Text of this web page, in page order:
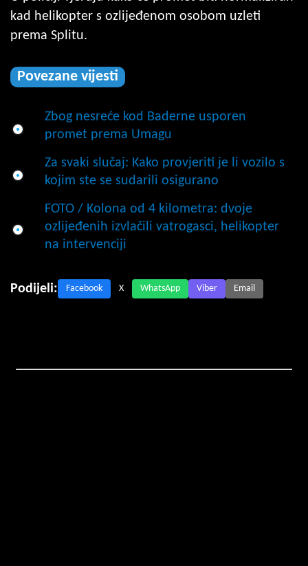
kad helikopter s ozlijeđenom osobom uzleti
prema Splitu.
Povezane vijesti
Zbog nesreće kod Baderne usporen
promet prema Umagu
Za svaki slučaj: Kako provjeriti je li vozilo s
kojim ste se sudarili osigurano
FOTO / Kolona od 4 kilometra: dvoje
ozlijeđenih izvlačili vatrogasci, helikopter
na intervenciji
Podijeli: Facebook X WhatsApp Viber Email